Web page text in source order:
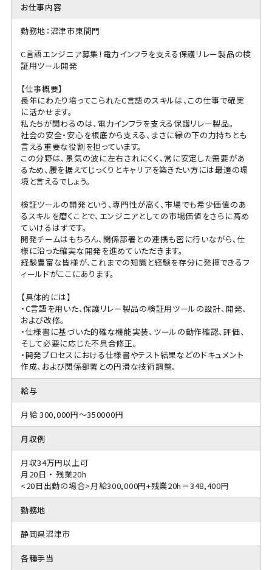
お仕事内容
勤務地：沼津市東間門
C言語エンジニア募集！電力インフラを支える保護リレー製品の検
証用ツール開発
【仕事概要】
長年にわたり培ってこられたC言語のスキルは、この仕事で確実
に活かせます。
私たちが関わるのは、電力インフラを支える保護リレー製品。
社会の安全・安心を根底から支える、まさに縁の下の力持ちとも
言える重要な役割を担っています。
この分野は、景気の波に左右されにくく、常に安定した需要があ
るため、腰を据えてじっくりとキャリアを築きたい方には最適の環
境と言えるでしょう。
検証ツールの開発という、専門性が高く、市場でも希少価値のあ
るスキルを磨くことで、エンジニアとしての市場価値をさらに高め
ていけるはずです。
開発チームはもちろん、関係部署との連携も密に行いながら、仕
様に沿った確実な開発を進めていただきます。
経験豊富な皆様が、これまでの知識と経験を存分に発揮できるフ
ィールドがここにあります。
【具体的には】
・C言語を用いた、保護リレー製品の検証用ツールの設計、開発、
および改修。
・仕様書に基づいた的確な機能実装、ツールの動作確認、評価、
そして必要に応じた不具合修正。
・開発プロセスにおける仕様書やテスト結果などのドキュメント
作成、および関係部署との円滑な技術調整。
給与
月給 300,000円～350000円
月収例
月収34万円以上可
月20日 ・ 残業20h
<20日出勤の場合>月給300,000円+残業20h＝348,400円
勤務地
静岡県沼津市
各種手当